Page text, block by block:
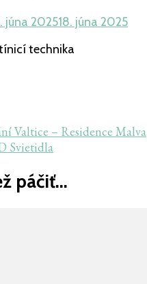
júna 202518. júna 2025
technika
Valtice – Residence Malva
Svietidla
páčiť...